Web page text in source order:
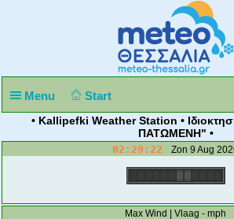
Menu Start
• Kallipefki Weather Station •
ΠΑΤΩΜΕΝΗ" •
02:29:22 Zon 9 Aug
Max Wind | Vlaag - mph